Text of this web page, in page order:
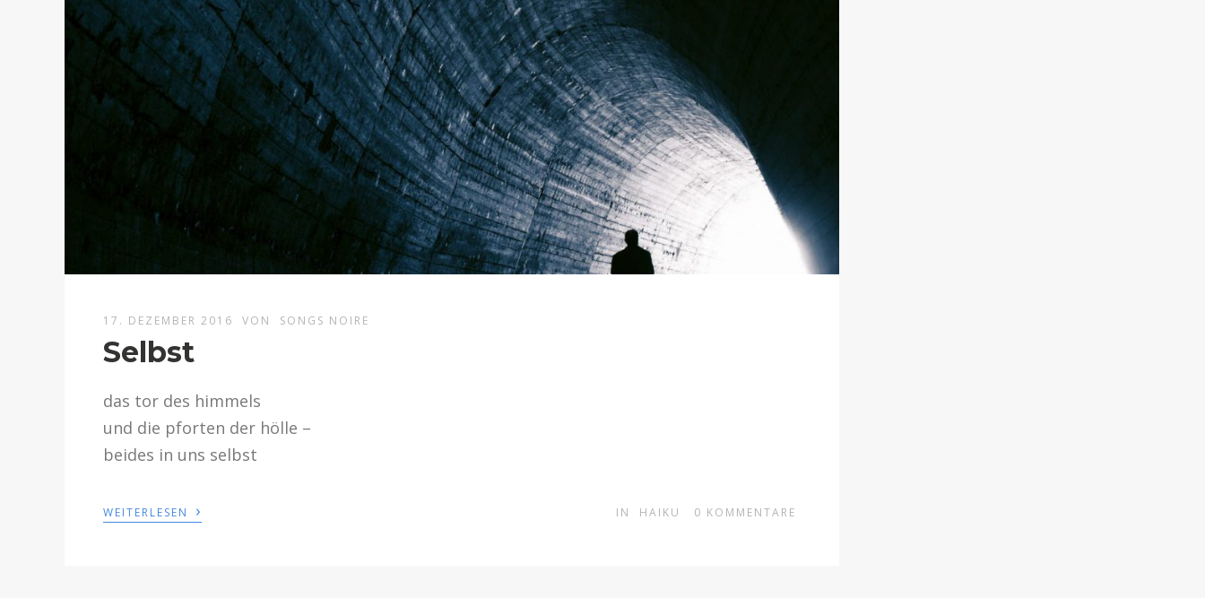
17. DEZEMBER 2016 VON SONGS NOIRE
Selbst
das tor des himmels
und die pforten der hölle –
beides in uns selbst
WEITERLESEN › IN HAIKU 0 KOMMENTARE